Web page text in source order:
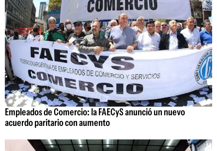
Empleados de Comercio: la FAECyS anunció un nuevo
acuerdo paritario con aumento